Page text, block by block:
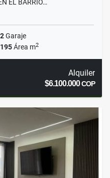
EL BARRIO…
2Garaje
195Área m2
Alquiler
$6.100.000COP